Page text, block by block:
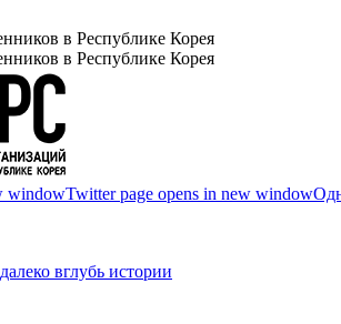
в Республике Корея
в Республике Корея
windowTwitter page opens in new window
вглубь истории